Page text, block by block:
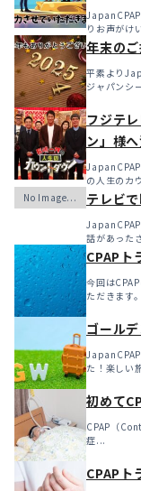
JapanCPAPの児玉です！ この
りお声がけ
年末の
平素より
ジャパンシ
フジテ
ン」様
の人生のカ
テレビ
話があった
CPAPト
今回は
ただきます
ゴール
た！楽しい
初めて
CPAP（
症...
CPAPト